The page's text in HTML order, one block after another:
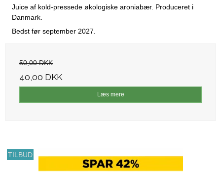
Juice af kold-pressede økologiske aroniabær. Produceret i
Danmark.
Bedst før september 2027.
50,00 DKK
40,00 DKK
Læs mere
TILBUD